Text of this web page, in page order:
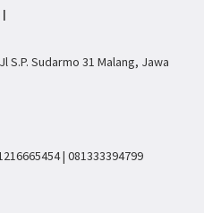
S.P. Sudarmo 31 Malang, Jawa
| 081333394799